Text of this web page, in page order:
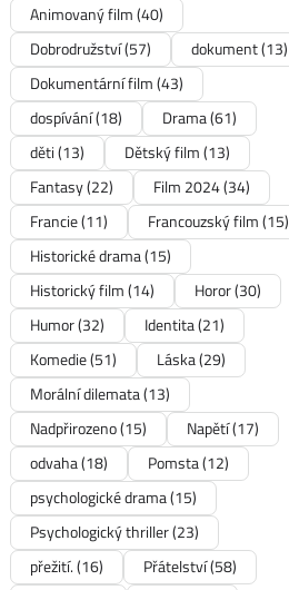
Animovaný film(40)
Dobrodružství(57) dokument(13)
Dokumentární film(43)
dospívání(18) Drama(61)
děti(13) Dětský film(13)
Fantasy(22) Film 2024(34)
Francie(11) Francouzský film(15)
Historické drama(15)
Historický film(14) Horor(30)
Humor(32) Identita(21)
Komedie(51) Láska(29)
Morální dilemata(13)
Nadpřirozeno(15) Napětí(17)
odvaha(18) Pomsta(12)
psychologické drama(15)
Psychologický thriller(23)
přežití.(16) Přátelství(58)